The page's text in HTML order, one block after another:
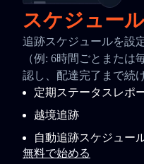
スケジュー
追跡スケジュールを設
（例: 6時間ごとまたは
認し、配達完了まで続
定期ステータスレポ
越境追跡
自動追跡スケジュー
無料で始める